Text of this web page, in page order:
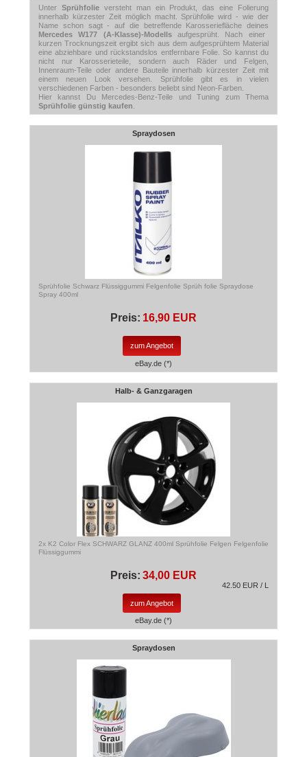
Unter Sprühfolieversteht man ein Produkt, das eine Folierung
innerhalb kürzester Zeit möglich macht. Sprühfolie wird - wie der
Name schon sagt - auf die betreffende Karosseriefläche deines
Mercedes W177 (A-Klasse)-Modellsaufgesprüht. Nach einer
kurzen Trocknungszeit ergibt sich aus dem aufgesprühtem Material
eine abziehbare und rückstandslos entfernbare Folie. So kannst du
nicht nur Karosserieteile, sondern auch Räder und Felgen,
Innenraum-Teile oder andere Bauteile innerhalb kürzester Zeit mit
einem neuen Look versehen. Sprühfolie gibt es in vielen
verschiedenen Farben - besonders beliebt sind Neon-Farben.
Hier kannst Du Mercedes-Benz-Teile und Tuning zum Thema
Sprühfolie günstig kaufen
Spraydosen
Sprühfolie Schwarz Flüssiggummi Felgenfolie Sprüh folie Spraydose
Spray 400ml
Preis: 16,90 EUR
zum Angebot
eBay.de (*)
Halb- & Ganzgaragen
2x K2 Color Flex SCHWARZ GLANZ 400ml Sprühfolie Felgen Felgenfolie
Flüssiggummi
Preis: 34,00 EUR
42.50 EUR / L
zum Angebot
eBay.de (*)
Spraydosen